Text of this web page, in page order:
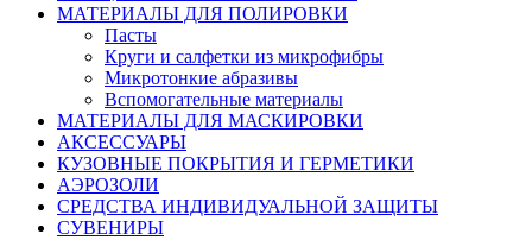
МАТЕРИАЛЫ ДЛЯ ПОЛИРОВКИ
Пасты
Круги и салфетки из микрофибры
Микротонкие абразивы
Вспомогательные материалы
МАТЕРИАЛЫ ДЛЯ МАСКИРОВКИ
АКСЕССУАРЫ
КУЗОВНЫЕ ПОКРЫТИЯ И ГЕРМЕТИКИ
АЭРОЗОЛИ
СРЕДСТВА ИНДИВИДУАЛЬНОЙ ЗАЩИТЫ
СУВЕНИРЫ